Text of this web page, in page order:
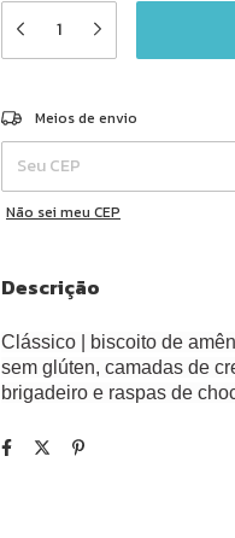
Entregas para o CEP:
Meios de envio
Não sei meu CEP
Descrição
Clássico | biscoito de
sem glúten, camadas de
brigadeiro e raspas de